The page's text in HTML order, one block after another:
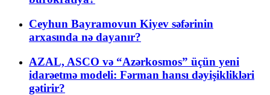
Ceyhun Bayramovun Kiyev səfərinin
arxasında nə dayanır?
AZAL, ASCO və “Azərkosmos” üçün yeni
idarəetmə modeli: Fərman hansı dəyişiklikləri
gətirir?